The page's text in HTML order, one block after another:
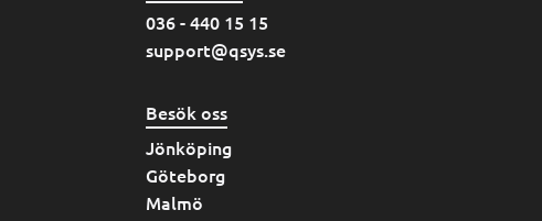
036 - 440 15 15
support@qsys.se
Besök oss
Jönköping
Göteborg
Malmö